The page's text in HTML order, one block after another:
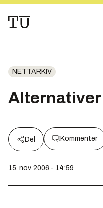
NETTARKIV
Del Kommenter
15. nov. 2006 - 14:59